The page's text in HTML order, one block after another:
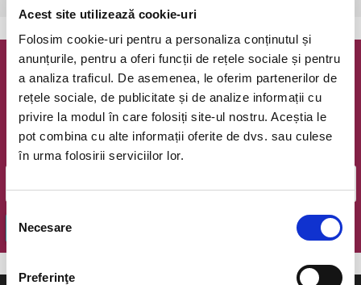
Acest site utilizează cookie-uri
Folosim cookie-uri pentru a personaliza conținutul și
anunțurile, pentru a oferi funcții de rețele sociale și pentru
a analiza traficul. De asemenea, le oferim partenerilor de
rețele sociale, de publicitate și de analize informații cu
privire la modul în care folosiți site-ul nostru. Aceștia le
pot combina cu alte informații oferite de dvs. sau culese
în urma folosirii serviciilor lor.
consimțământului
Necesare
Preferinţe
Newsletter @ Bilete.ro
Oferte exclusive si o editie saptamanala cu cele mai noi
evenimente.
Email
OK